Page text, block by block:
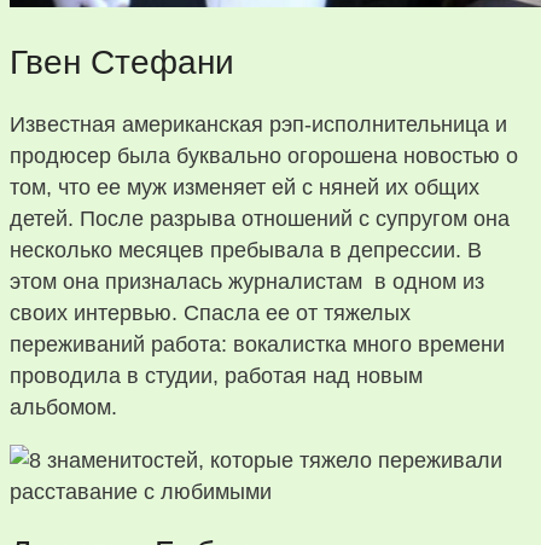
Гвен Стефани
Известная американская рэп-исполнительница и
продюсер была буквально огорошена новостью о
том, что ее муж изменяет ей с няней их общих
детей. После разрыва отношений с супругом она
несколько месяцев пребывала в депрессии. В
этом она призналась журналистам в одном из
своих интервью. Спасла ее от тяжелых
переживаний работа: вокалистка много времени
проводила в студии, работая над новым
альбомом.